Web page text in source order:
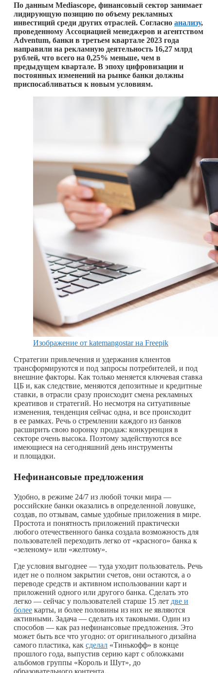
По данным Mediascope, финансовый сектор занимает
лидирующую позицию по объему рекламных
инвестиций среди других отраслей. Согласно анализу,
проведенному Ассоциацией менеджеров и агентством
Adventum, банки в третьем квартале 2023 года
направили на рекламную деятельность 16,27 млрд
рублей, что всего на 0,25% меньше, чем в
предыдущем квартале. В эпоху цифровизации и
постоянных изменений на рынке банки должны
приспосабливаться к новым условиям.
Изображение от katemangostar на Freepik
Стратегии привлечения и удержания клиентов
трансформируются и под запросы потребителей, и под
внешние факторы. Как только меняется ключевая ставка
ЦБ и, как следствие, меняются депозитные и кредитные
ставки, в отрасли сразу происходит смена рекламных
креативов и стратегий. Но несмотря на ситуативные
изменения, тенденция сейчас одна, и все происходит
в ее рамках. Речь о стремлении каждого из банков
расширить свою воронку продаж: конкуренция в
секторе очень высока. Поэтому задействуются все
имеющиеся на сегодняшний день инструменты
и площадки.
Нефинансовые предложения
Удобно, в режиме 24/7 из любой точки мира —
российские банки оказались в определенной ловушке,
создав, по отзывам, самые удобные приложения в мире.
Простота и понятность приложений практически
любого отечественного банка создала возможность для
пользователей переходить легко от «красного» банка к
«зеленому» или «желтому».
Где условия выгоднее — туда уходит пользователь. Речь
идет не о полном закрытии счетов, они остаются, а о
переводе средств и активном использовании карт и
приложений одного или другого банка. Сделать это
легко — сейчас у пользователей старше 15 лет две и
более карты, и более половины из них не являются
активными. Задача — сделать их таковыми. Один из
способов — как раз нефинансовые предложения. Это
может быть все что угодно: от оригинального дизайна
самого пластика, как сделал «Тинькофф» в конце
прошлого года, выпустив серию карт с обложками
альбомов группы «Король и Шут», до